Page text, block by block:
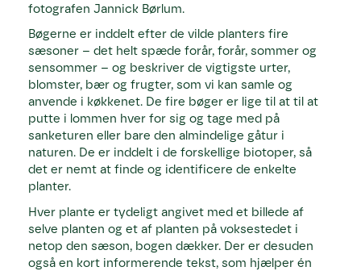
fotografen Jannick Børlum.
Bøgerne er inddelt efter de vilde planters fire
sæsoner – det helt spæde forår, forår, sommer og
sensommer – og beskriver de vigtigste urter,
blomster, bær og frugter, som vi kan samle og
anvende i køkkenet. De fire bøger er lige til at til at
putte i lommen hver for sig og tage med på
sanketuren eller bare den almindelige gåtur i
naturen. De er inddelt i de forskellige biotoper, så
det er nemt at finde og identificere de enkelte
planter.
Hver plante er tydeligt angivet med et billede af
selve planten og et af planten på voksestedet i
netop den sæson, bogen dækker. Der er desuden
også en kort informerende tekst, som hjælper én